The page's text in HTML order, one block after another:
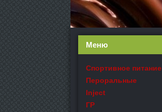
Меню
Спортивное питание
Пероральные
Inject
ГР